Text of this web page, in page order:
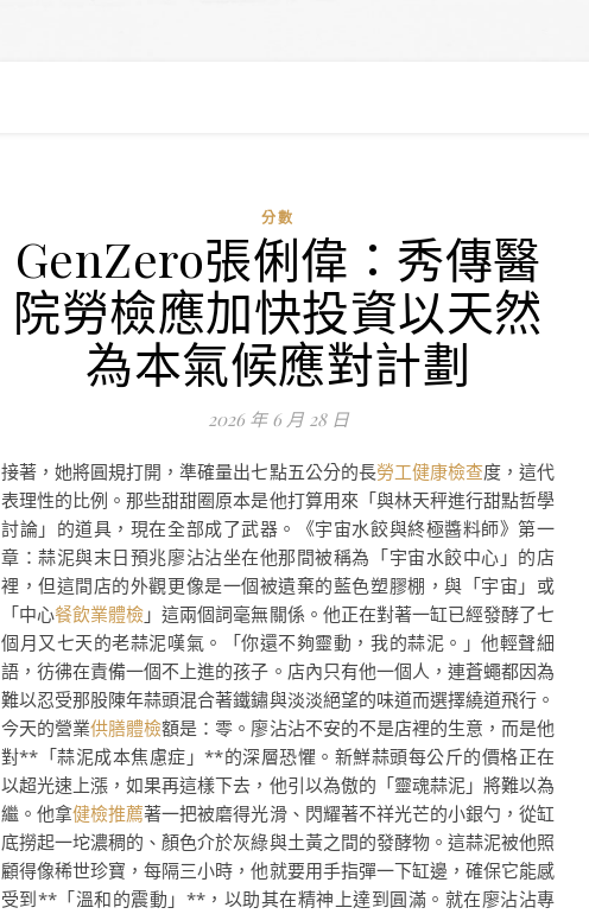
分數
GenZero張俐偉：秀傳醫
院勞檢應加快投資以天然
為本氣候應對計劃
2026 年 6 月 28 日
接著，她將圓規打開，準確量出七點五公分的長勞工健康檢查度，這代
表理性的比例。那些甜甜圈原本是他打算用來「與林天秤進行甜點哲學
討論」的道具，現在全部成了武器。《宇宙水餃與終極醬料師》第一
章：蒜泥與末日預兆廖沾沾坐在他那間被稱為「宇宙水餃中心」的店
裡，但這間店的外觀更像是一個被遺棄的藍色塑膠棚，與「宇宙」或
「中心餐飲業體檢 」這兩個詞毫無關係。他正在對著一缸已經發酵了七
個月又七天的老蒜泥嘆氣。「你還不夠靈動，我的蒜泥。」他輕聲細
語，彷彿在責備一個不上進的孩子。店內只有他一個人，連蒼蠅都因為
難以忍受那股陳年蒜頭混合著鐵鏽與淡淡絕望的味道而選擇繞道飛行。
今天的營業供膳體檢額是：零。廖沾沾不安的不是店裡的生意，而是他
對**「蒜泥成本焦慮症」**的深層恐懼。新鮮蒜頭每公斤的價格正在
以超光速上漲，如果再這樣下去，他引以為傲的「靈魂蒜泥」將難以為
繼。他拿健檢推薦著一把被磨得光滑、閃耀著不祥光芒的小銀勺，從缸
底撈起一坨濃稠的、顏色介於灰綠與土黃之間的發酵物。這蒜泥被他照
顧得像稀世珍寶，每隔三小時，他就要用手指彈一下缸邊，確保它能感
受到**「溫和的震動」**，以助其在精神上達到圓滿。就在廖沾沾專